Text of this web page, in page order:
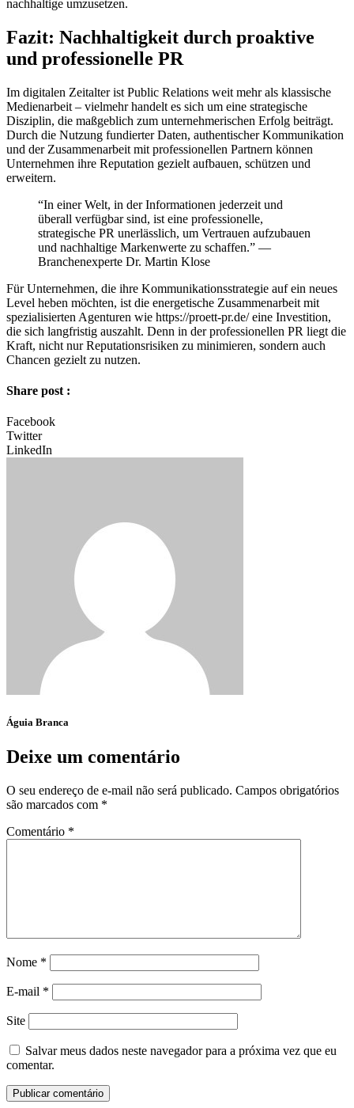
nachhaltige umzusetzen.
Fazit: Nachhaltigkeit durch proaktive
und professionelle PR
Im digitalen Zeitalter ist Public Relations weit mehr als klassische
Medienarbeit – vielmehr handelt es sich um eine strategische
Disziplin, die maßgeblich zum unternehmerischen Erfolg beiträgt.
Durch die Nutzung fundierter Daten, authentischer Kommunikation
und der Zusammenarbeit mit professionellen Partnern können
Unternehmen ihre Reputation gezielt aufbauen, schützen und
erweitern.
“In einer Welt, in der Informationen jederzeit und
überall verfügbar sind, ist eine professionelle,
strategische PR unerlässlich, um Vertrauen aufzubauen
und nachhaltige Markenwerte zu schaffen.” —
Branchenexperte Dr. Martin Klose
Für Unternehmen, die ihre Kommunikationsstrategie auf ein neues
Level heben möchten, ist die energetische Zusammenarbeit mit
spezialisierten Agenturen wie https://proett-pr.de/ eine Investition,
die sich langfristig auszahlt. Denn in der professionellen PR liegt die
Kraft, nicht nur Reputationsrisiken zu minimieren, sondern auch
Chancen gezielt zu nutzen.
Share post :
Facebook
Twitter
LinkedIn
Águia Branca
Deixe um comentário
O seu endereço de e-mail não será publicado. Campos obrigatórios
são marcados com *
Comentário *
Nome *
E-mail *
Site
Salvar meus dados neste navegador para a próxima vez que eu
comentar.